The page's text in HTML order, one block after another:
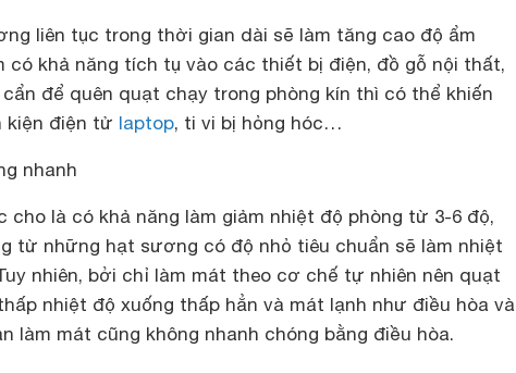
liên tục trong thời gian dài sẽ làm tăng cao độ ẩm
có khả năng tích tụ vào các thiết bị điện, đồ gỗ nội thất,
để quên quạt chạy trong phòng kín thì có thể khiến
kiện điện tử laptop, ti vi bị hỏng hóc…
nhanh
là có khả năng làm giảm nhiệt độ phòng từ 3-6 độ,
từ những hạt sương có độ nhỏ tiêu chuẩn sẽ làm nhiệt
nhiên, bởi chỉ làm mát theo cơ chế tự nhiên nên quạt
nhiệt độ xuống thấp hẳn và mát lạnh như điều hòa và
làm mát cũng không nhanh chóng bằng điều hòa.